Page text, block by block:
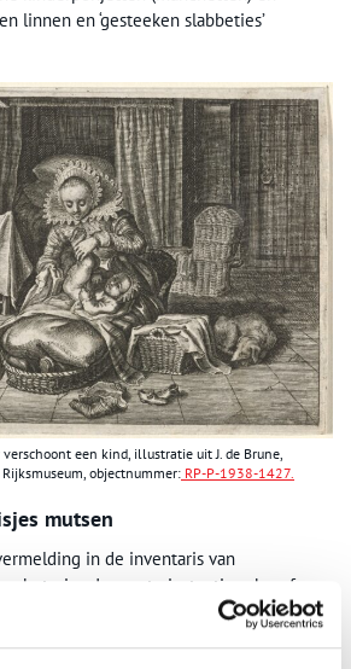
linnen en ‘gesteeken slabbeties’
een kind, illustratie uit J. de Brune,
objectnummer: RP-P-1938-1427.
mutsen
in de inventaris van
In eerste instantie schreef
peers sattijnen kinder mutzien’ maar hij